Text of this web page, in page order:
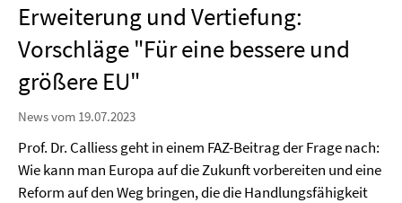
Erweiterung und Vertiefung:
Vorschläge "Für eine bessere und
größere EU"
News vom 19.07.2023
Prof. Dr. Calliess geht in einem FAZ-Beitrag der Frage nach:
Wie kann man Europa auf die Zukunft vorbereiten und eine
Reform auf den Weg bringen, die die Handlungsfähigkeit